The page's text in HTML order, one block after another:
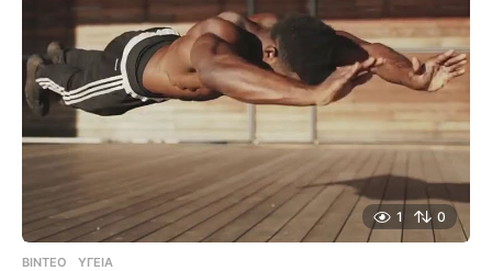
1 0
ΒΊΝΤΕΟ ΥΓΕΊΑ